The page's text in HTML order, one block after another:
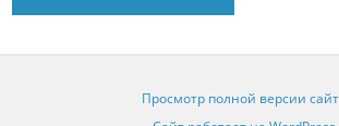
Просмотр полной версии